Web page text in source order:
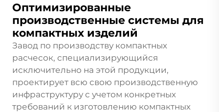
Оптимизированные
производственные системы для
компактных изделий
Завод по производству компактных
расчесок, специализирующийся
исключительно на этой продукции,
проектирует всю свою производственную
инфраструктуру с учетом конкретных
требований к изготовлению компактных